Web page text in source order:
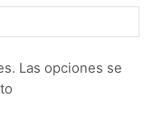
Las opciones se